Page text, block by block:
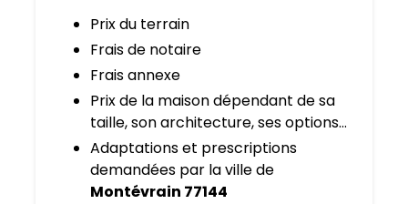
Prix du terrain
Frais de notaire
Frais annexe
Prix de la maison dépendant de sa
taille, son architecture, ses options…
Adaptations et prescriptions
demandées par la ville de
Montévrain 77144